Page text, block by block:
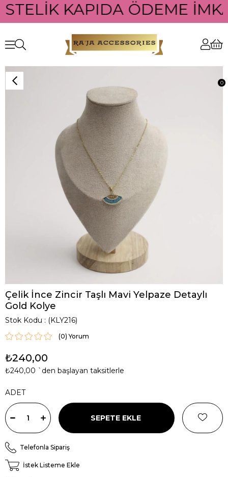
KAPIDA ÖDEME
0
Çelik İnce Zincir Taşlı Mavi Yelpaze Detaylı
Gold Kolye
Stok Kodu (KLY216)
(0)
₺240,00
₺240,00 `den başlayan taksitlerle
ADET
Telefonla Sipariş
İstek Listeme Ekle